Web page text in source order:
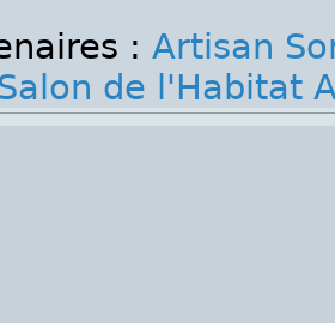
: Artisan
Salon de l'Habitat